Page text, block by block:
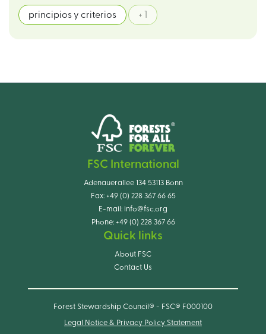
principios y criterios + 1
FSC International
Adenauerallee 134 53113 Bonn
Fax: +49 (0) 228 367 66 65
E-mail: info@fsc.org
Phone: +49 (0) 228 367 66
Quick links
About FSC
Contact Us
Forest Stewardship Council® - FSC® F000100
Legal Notice & Privacy Policy Statement